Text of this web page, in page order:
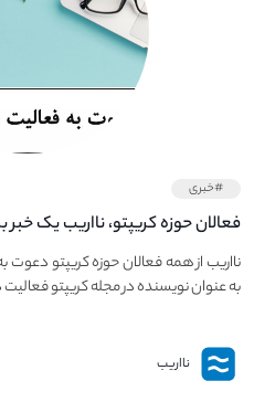
#خبری
فعالان حوزه کریپتو، نااریب یک
فعالیت در مجله کریپتو
نااریب از همه فعالان حوزه کریپتو دعوت
به عنوان نویسنده در مجله کریپتو
نااریب